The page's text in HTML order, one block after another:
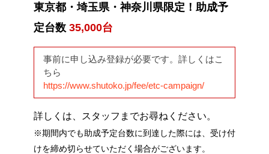
東京都・埼玉県・神奈川県限定！助成予
定台数 35,000台
事前に申し込み登録が必要です。詳しくはこ
ちら
https://www.shutoko.jp/fee/etc-campaign/
詳しくは、スタッフまでお尋ねください。
※期間内でも助成予定台数に到達した際には、受け付
けを締め切らせていただく場合がございます。